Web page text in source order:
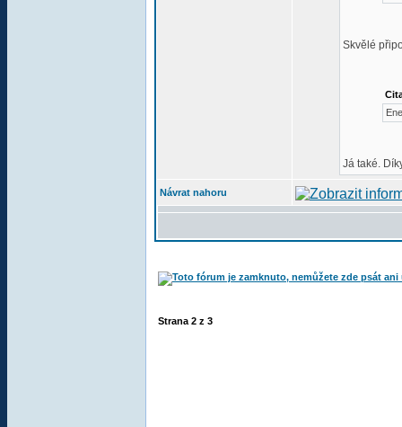
Skvělé
Já také.
Návrat nahoru
Strana 2 z 3